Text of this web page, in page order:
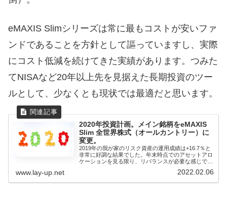
eMAXIS Slimシリーズは常に最もコストが安いファ
ンドであることを方針として謳っていますし、実際
にコスト低減を続けてきた実績があります。つみた
てNISAなど20年以上先を見据えた長期投資のツー
ルとして、少なくとも現状では最適だと思います。
2020年投資計画。メイン銘柄をeMAXIS
Slim 全世界株式（オールカントリー）に
変更。
2019年の我が家のリスク資産の運用成績は+16.7％と
非常に好調な結果でした。年末時点でのアセットアロ
ケーションを見る限り、リバランスが必要な感じでも
www.lay-up.net 2022.02.06